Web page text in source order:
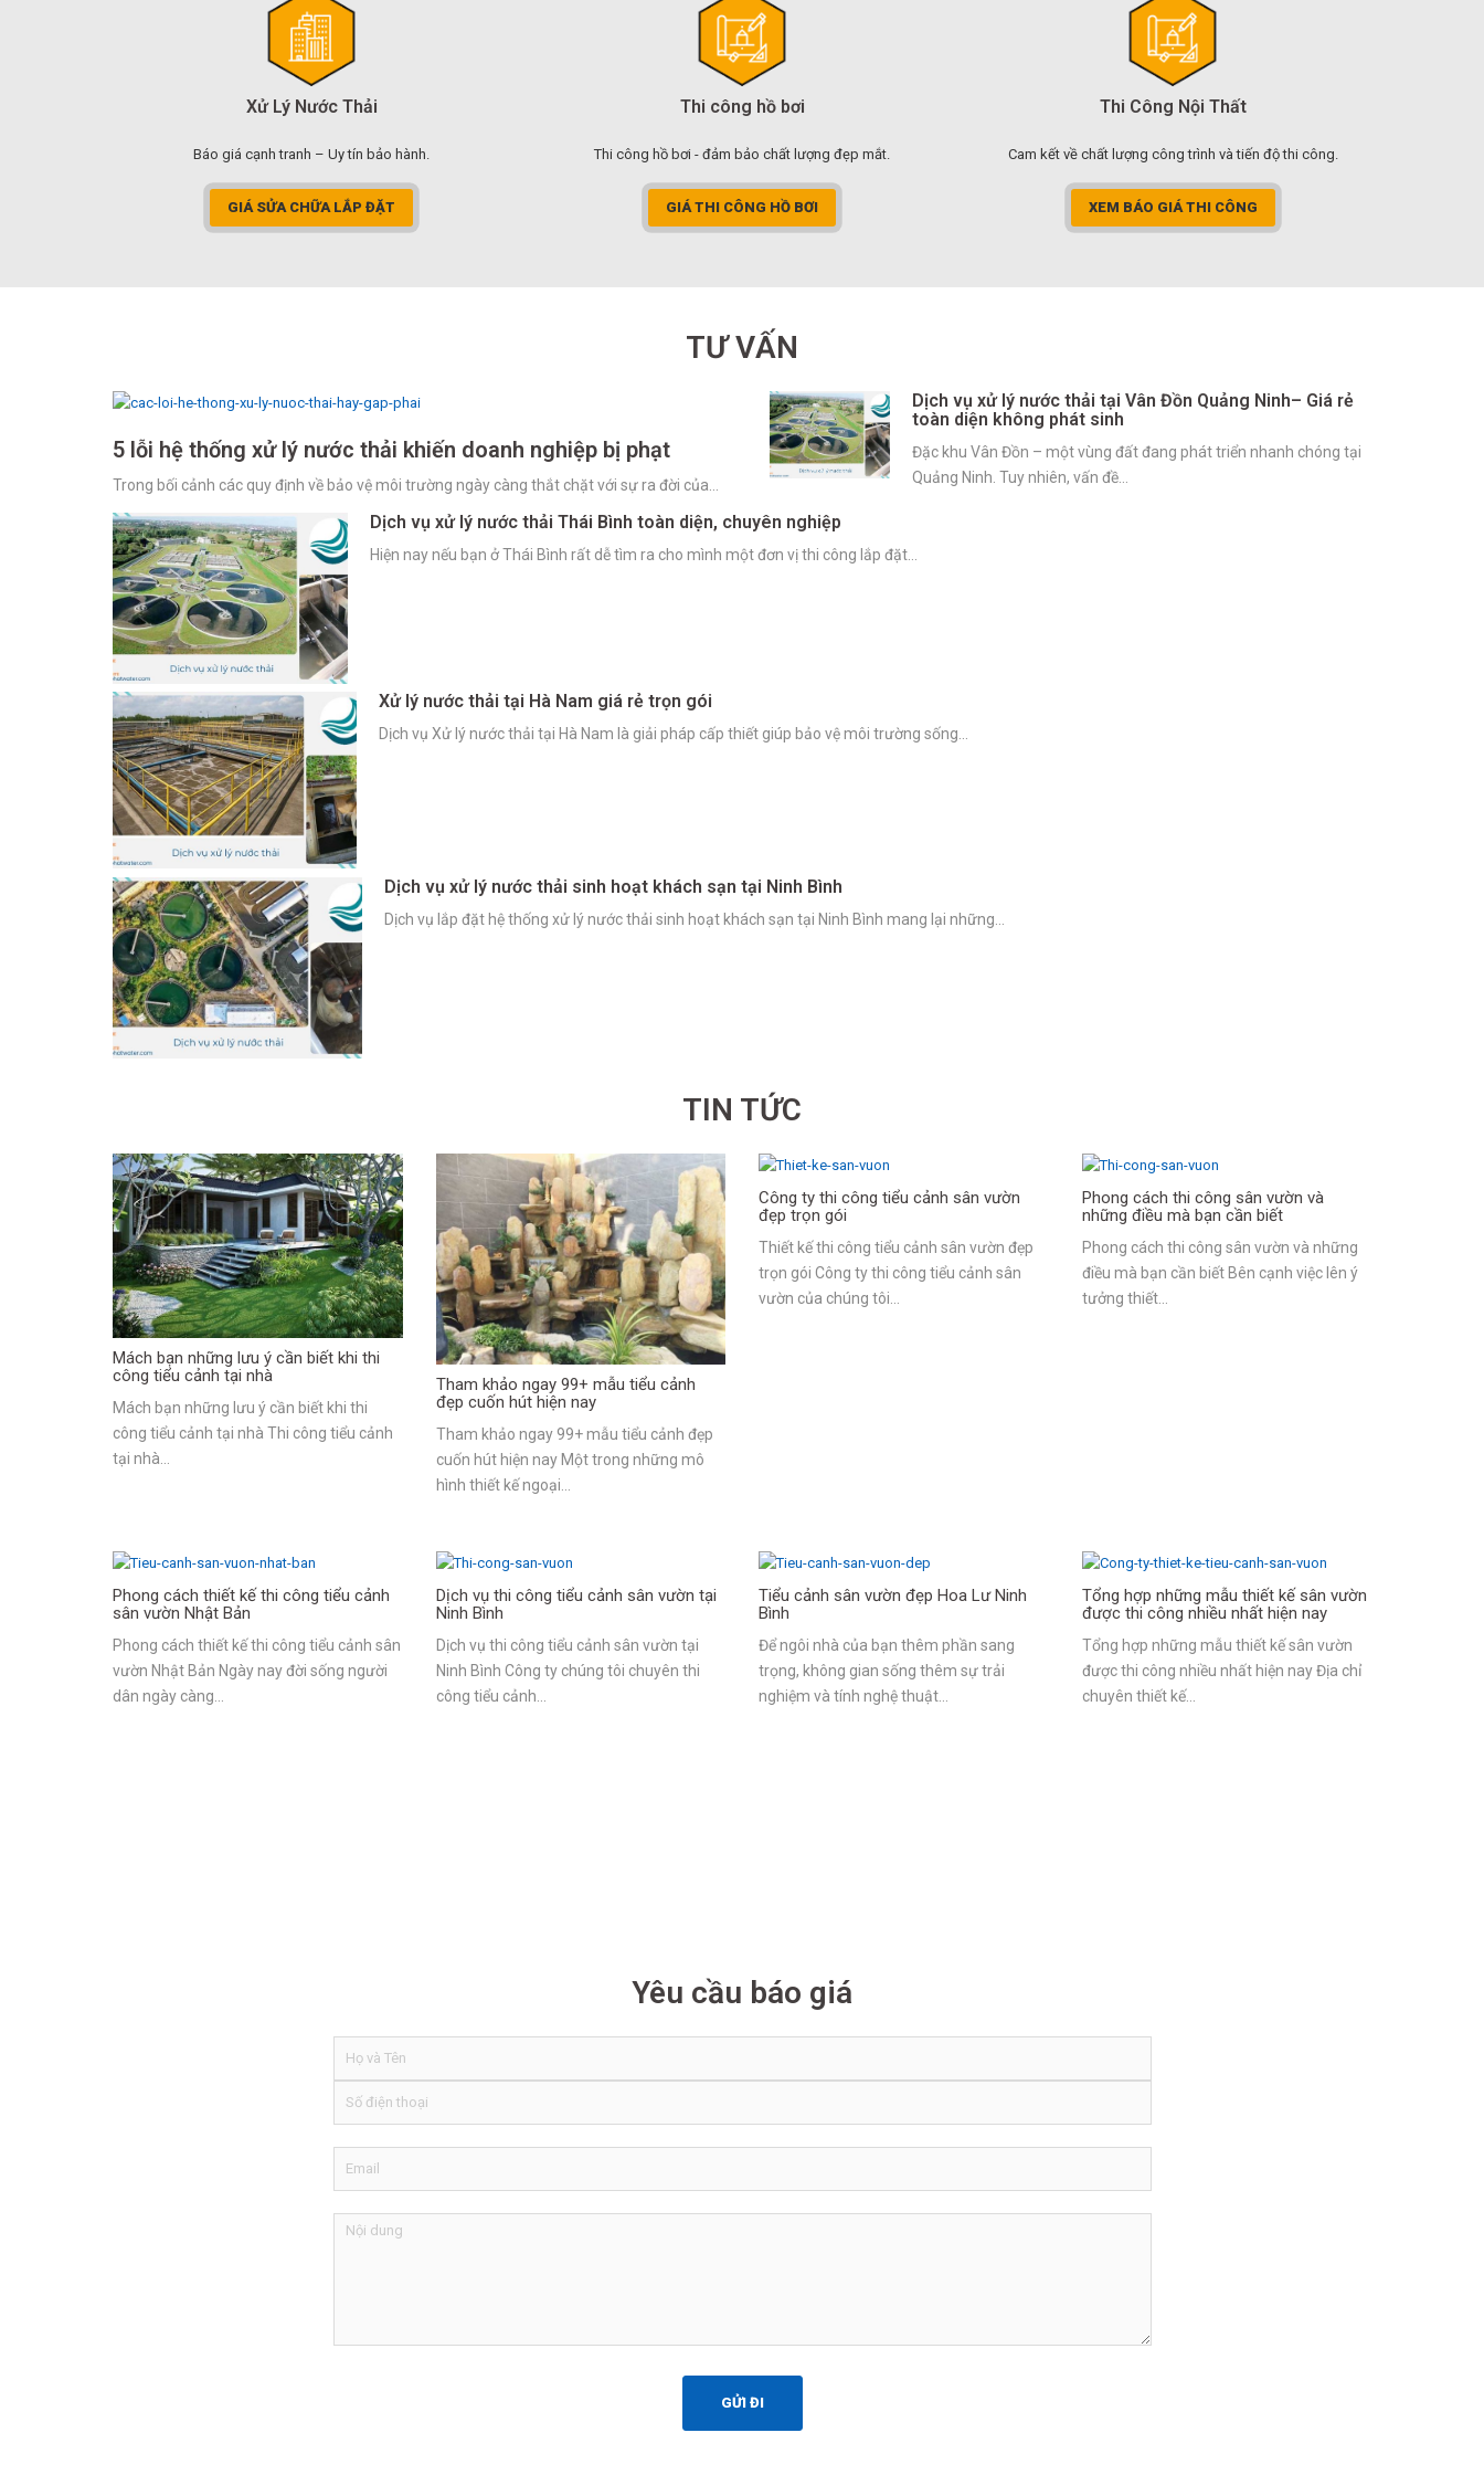
Xử Lý Nước Thải
Báo giá cạnh tranh – Uy tín bảo hành.
GIÁ SỬA CHỮA LẮP ĐẶT
Thi công hồ bơi
Thi công hồ bơi - đảm bảo chất lượng đẹp mắt.
GIÁ THI CÔNG HỒ BƠI
Thi Công Nội Thất
Cam kết về chất lượng công trình và tiến độ thi công.
XEM BÁO GIÁ THI CÔNG
TƯ VẤN
5 lỗi hệ thống xử lý nước thải khiến doanh nghiệp bị phạt
Trong bối cảnh các quy định về bảo vệ môi trường ngày càng thắt chặt với sự ra đời của…
Dịch vụ xử lý nước thải tại Vân Đồn Quảng Ninh– Giá rẻ
toàn diện không phát sinh
Đặc khu Vân Đồn – một vùng đất đang phát triển nhanh chóng tại
Quảng Ninh. Tuy nhiên, vấn đề…
Dịch vụ xử lý nước thải Thái Bình toàn diện, chuyên nghiệp
Hiện nay nếu bạn ở Thái Bình rất dễ tìm ra cho mình một đơn vị thi công lắp đặt…
Xử lý nước thải tại Hà Nam giá rẻ trọn gói
Dịch vụ Xử lý nước thải tại Hà Nam là giải pháp cấp thiết giúp bảo vệ môi trường sống…
Dịch vụ xử lý nước thải sinh hoạt khách sạn tại Ninh Bình
Dịch vụ lắp đặt hệ thống xử lý nước thải sinh hoạt khách sạn tại Ninh Bình mang lại những…
TIN TỨC
Mách bạn những lưu ý cần biết khi thi
công tiểu cảnh tại nhà
Mách bạn những lưu ý cần biết khi thi
công tiểu cảnh tại nhà Thi công tiểu cảnh
tại nhà…
Tham khảo ngay 99+ mẫu tiểu cảnh
đẹp cuốn hút hiện nay
Tham khảo ngay 99+ mẫu tiểu cảnh đẹp
cuốn hút hiện nay Một trong những mô
hình thiết kế ngoại…
Công ty thi công tiểu cảnh sân vườn
đẹp trọn gói
Thiết kế thi công tiểu cảnh sân vườn đẹp
trọn gói Công ty thi công tiểu cảnh sân
vườn của chúng tôi…
Phong cách thi công sân vườn và
những điều mà bạn cần biết
Phong cách thi công sân vườn và những
điều mà bạn cần biết Bên cạnh việc lên ý
tưởng thiết…
Phong cách thiết kế thi công tiểu cảnh
sân vườn Nhật Bản
Phong cách thiết kế thi công tiểu cảnh sân
vườn Nhật Bản Ngày nay đời sống người
dân ngày càng…
Dịch vụ thi công tiểu cảnh sân vườn tại
Ninh Bình
Dịch vụ thi công tiểu cảnh sân vườn tại
Ninh Bình Công ty chúng tôi chuyên thi
công tiểu cảnh…
Tiểu cảnh sân vườn đẹp Hoa Lư Ninh
Bình
Để ngôi nhà của bạn thêm phần sang
trọng, không gian sống thêm sự trải
nghiệm và tính nghệ thuật…
Tổng hợp những mẫu thiết kế sân vườn
được thi công nhiều nhất hiện nay
Tổng hợp những mẫu thiết kế sân vườn
được thi công nhiều nhất hiện nay Địa chỉ
chuyên thiết kế…
Yêu cầu báo giá